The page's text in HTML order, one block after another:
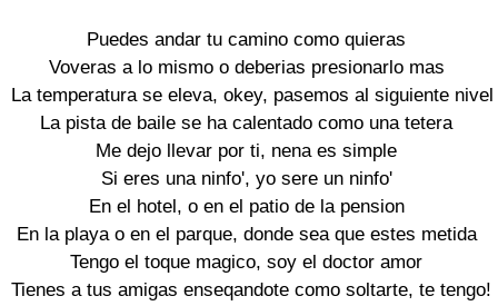
Puedes andar tu camino como quieras
Voveras a lo mismo o deberias presionarlo mas
La temperatura se eleva, okey, pasemos al siguiente nivel
La pista de baile se ha calentado como una tetera
Me dejo llevar por ti, nena es simple
Si eres una ninfo', yo sere un ninfo'
En el hotel, o en el patio de la pension
En la playa o en el parque, donde sea que estes metida
Tengo el toque magico, soy el doctor amor
Tienes a tus amigas enseqandote como soltarte, te tengo!